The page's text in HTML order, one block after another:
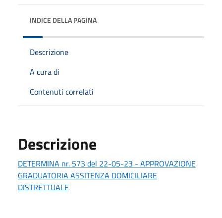
INDICE DELLA PAGINA
Descrizione
A cura di
Contenuti correlati
Descrizione
DETERMINA nr. 573 del 22-05-23 - APPROVAZIONE
GRADUATORIA ASSITENZA DOMICILIARE
DISTRETTUALE